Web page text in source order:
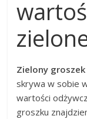
Zielony groszek
skrywa w sobie
wartości
groszku